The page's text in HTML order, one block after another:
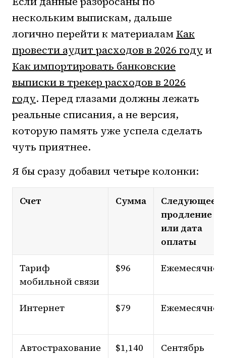
нескольким выпискам, дальше
логично перейти к материалам Как
провести аудит расходов в 2026 году и
Как импортировать банковские
выписки в трекер расходов в 2026
году. Перед глазами должны лежать
реальные списания, а не версия,
которую память уже успела сделать
чуть приятнее.
Я бы сразу добавил четыре колонки:
Счет Сумма
Следующее
продление
или дата
оплаты
Тариф
мобильной связи
$96 Ежемесячно
Интернет $79 Ежемесячно
Автострахование $1,140 Сентябрь